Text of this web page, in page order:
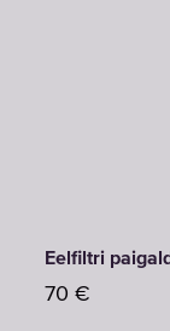
Eelfiltri
70 €